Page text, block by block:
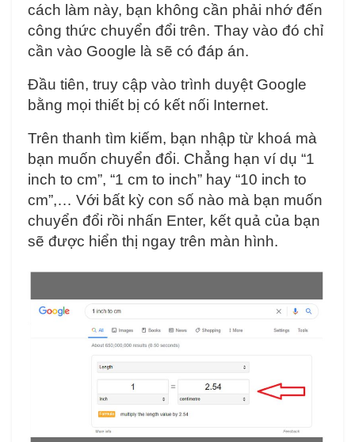
cách làm này, bạn không cần phải nhớ đến
công thức chuyển đổi trên. Thay vào đó chỉ
cần vào Google là sẽ có đáp án.
Đầu tiên, truy cập vào trình duyệt Google
bằng mọi thiết bị có kết nối Internet.
Trên thanh tìm kiếm, bạn nhập từ khoá mà
bạn muốn chuyển đổi. Chẳng hạn ví dụ “1
inch to cm”, “1 cm to inch” hay “10 inch to
cm”,… Với bất kỳ con số nào mà bạn muốn
chuyển đổi rồi nhấn Enter, kết quả của bạn
sẽ được hiển thị ngay trên màn hình.